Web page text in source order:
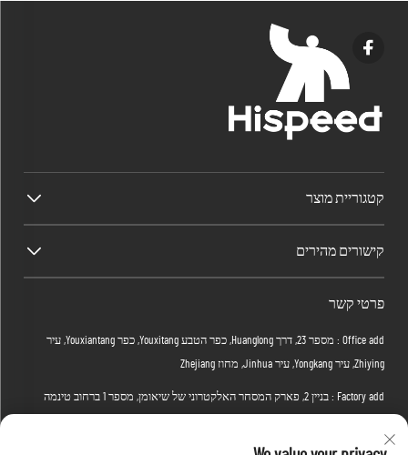
קטגוריית מוצר
קישורים מהירים
פרטי קשר
Office add : מספר 23, דרך Huanglong, כפר הטבע Youxitang, כפר Youxiantang, עיר
Zhiying, עיר Yongkang, עיר Jinhua, מחוז Zhejiang
Factory add : בניין 2, פארק המסחר האלקטרוני של שיאומן, מספר 1 ברחוב טינמה